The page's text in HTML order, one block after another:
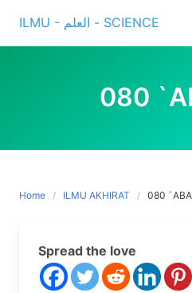
content
ILMU - العلم - SCIENCE
080
Home ILMU AKHIRAT 080
Spread the love